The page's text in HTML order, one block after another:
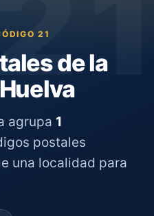
21
de la
agrupa 1
postales
una localidad para